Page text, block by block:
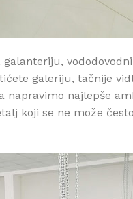
galanteriju,
galeriju, tačnije
napravimo najlepše
koji se ne može